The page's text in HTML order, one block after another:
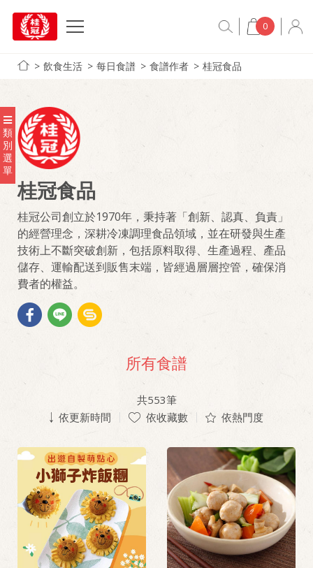
0
飲食生活 每日食譜 食譜作者 桂冠食品
類
別
選
單
桂冠食品
桂冠公司創立於1970年，秉持著「創新、認真、負責」
的經營理念，深耕冷凍調理食品領域，並在研發與生產
技術上不斷突破創新，包括原料取得、生產過程、產品
儲存、運輸配送到販售末端，皆經過層層控管，確保消
費者的權益。
所有食譜
共553筆
依更新時間
依收藏數 依熱門度